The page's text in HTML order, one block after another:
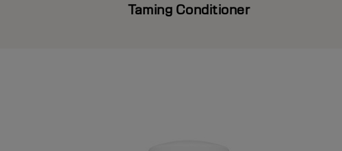
Taming Conditioner